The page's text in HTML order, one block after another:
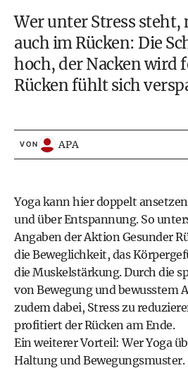
Wer unter Stress steht,
auch im Rücken: Die
hoch, der Nacken wird
Rücken fühlt sich
VON APA
Yoga kann hier doppelt
und über Entspannung. So
Angaben der Aktion Gesunder
die Beweglichkeit, das
die Muskelstärkung. Durch die
von Bewegung und bewusstem
zudem dabei, Stress zu
profitiert der Rücken am Ende.
Ein weiterer Vorteil: Wer Yoga
Haltung und Bewegungsmuster.